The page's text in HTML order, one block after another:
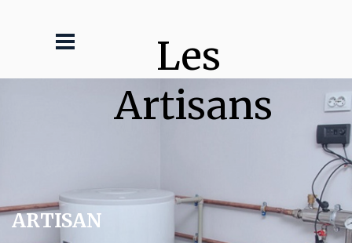
Les
Artisans
ARTISAN